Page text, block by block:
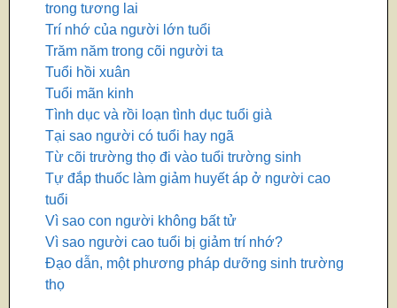
trong tương lai
Trí nhớ của người lớn tuổi
Trăm năm trong cõi người ta
Tuổi hồi xuân
Tuổi mãn kinh
Tình dục và rồi loạn tình dục tuổi già
Tại sao người có tuổi hay ngã
Từ cõi trường thọ đi vào tuổi trường sinh
Tự đắp thuốc làm giảm huyết áp ở người cao
tuổi
Vì sao con người không bất tử
Vì sao người cao tuổi bị giảm trí nhớ?
Đạo dẫn, một phương pháp dưỡng sinh trường
thọ